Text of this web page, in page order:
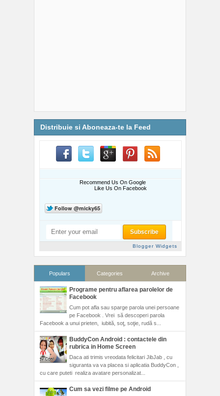
Distribuie si Aboneaza-te la Feed
Recommend Us On Google
Like Us On Facebook
Blogger Widgets
Populars Categories Archive
Programe pentru aflarea parolelor de
Facebook
Cum pot afla sau sparge parola unei persoane
pe Facebook . Vrei să descoperi parola
Facebook a unui prieten, iubită, soţ, soţie, rudă s...
BuddyCon Android : contactele din
rubrica in Home Screen
Daca ati trimis vreodata felicitari JibJab , cu
siguranta va va placea si aplicatia BuddyCon ,
cu care puteti realiza avatare personalizat...
Cum sa vezi filme pe Android